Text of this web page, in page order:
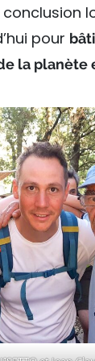
conclusion
pour
la planète